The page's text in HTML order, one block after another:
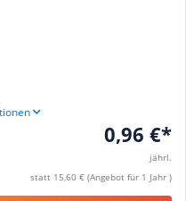
0,96 €*
jährl.
statt 15,60 € (Angebot für 1 Jahr )